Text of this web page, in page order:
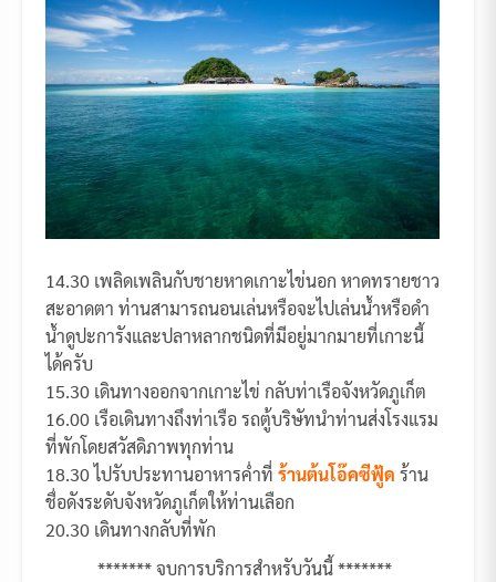
14.30 เพลิดเพลินกับชายหาดเกาะไข่นอก หาดทรายชาว
สะอาดตา ท่านสามารถนอนเล่นหรือจะไปเล่นน้ำหรือดำ
น้ำดูปะการังและปลาหลากชนิดที่มีอยู่มากมายที่เกาะนี้
ได้ครับ
15.30 เดินทางออกจากเกาะไข่ กลับท่าเรือจังหวัดภูเก็ต
16.00 เรือเดินทางถึงท่าเรือ รถตู้บริษัทนำท่านส่งโรงแรม
ที่พักโดยสวัสดิภาพทุกท่าน
18.30 ไปรับประทานอาหารค่ำที่ ร้านต้นโอ๊คซีฟู้ด ร้าน
ชื่อดังระดับจังหวัดภูเก็ตให้ท่านเลือก
20.30 เดินทางกลับที่พัก
******* จบการบริการสำหรับวันนี้ *******